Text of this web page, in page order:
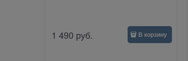
1 490 руб. В корзину